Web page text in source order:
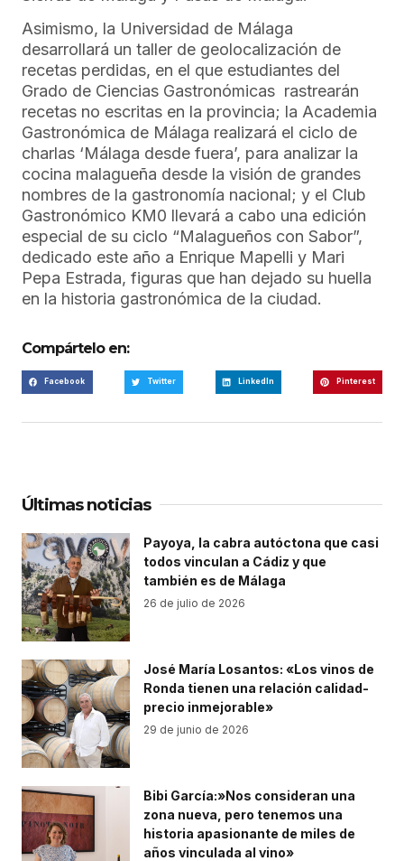
Asimismo, la Universidad de Málaga
desarrollará un taller de geolocalización de
recetas perdidas, en el que estudiantes del
Grado de Ciencias Gastronómicas rastrearán
recetas no escritas en la provincia; la Academia
Gastronómica de Málaga realizará el ciclo de
charlas ‘Málaga desde fuera’, para analizar la
cocina malagueña desde la visión de grandes
nombres de la gastronomía nacional; y el Club
Gastronómico KM0 llevará a cabo una edición
especial de su ciclo “Malagueños con Sabor”,
dedicado este año a Enrique Mapelli y Mari
Pepa Estrada, figuras que han dejado su huella
en la historia gastronómica de la ciudad.
Compártelo en:
Facebook Twitter LinkedIn Pinterest
Últimas noticias
Payoya, la cabra autóctona que casi
todos vinculan a Cádiz y que
también es de Málaga
26 de julio de 2026
José María Losantos: «Los vinos de
Ronda tienen una relación calidad-
precio inmejorable»
29 de junio de 2026
Bibi García:»Nos consideran una
zona nueva, pero tenemos una
historia apasionante de miles de
años vinculada al vino»